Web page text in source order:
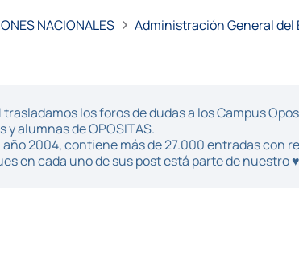
NACIONALES Administración General
trasladamos los foros de dudas a los Campus
y alumnas de OPOSITAS.
2004, contiene más de 27.000 entradas con
en cada uno de sus post está parte de nuestro